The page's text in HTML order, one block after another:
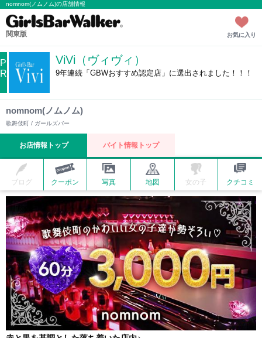
nomnom(ノムノム)の店舗情報
関東版 お気に入り
P
R
ViVi（ヴィヴィ）
9年連続「GBWおすすめ認定店」に選出されました！！！
nomnom(ノムノム)
歌舞伎町 / ガールズバー
お店情報トップ バイト情報トップ
ブログ クーポン 写真 地図 女の子 クチコミ